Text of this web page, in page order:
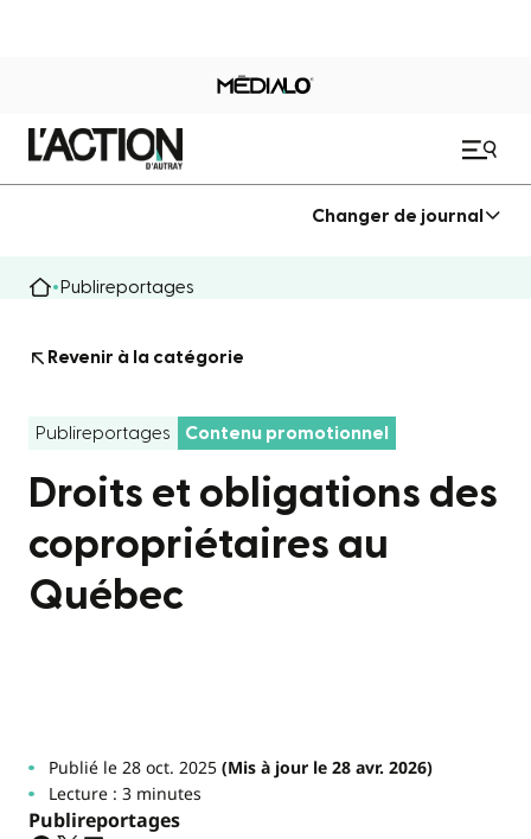
Changer de journal
Publireportages
Revenir à la catégorie
Publireportages Contenu promotionnel
Droits et obligations des
copropriétaires au
Québec
Publié le 28 oct. 2025(Mis à jour le 28 avr. 2026)
Lecture : 3 minutes
Publireportages